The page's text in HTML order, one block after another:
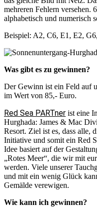
mehreren Fehlern versehen.
alphabetisch und numerisch
Beispiel: A2, C6, E1, E2,
Was gibt es zu gewinnen?
Der Gewinn ist ein Feld auf
im Wert von 85,- Euro.
Red Sea PARTner ist eine
Hurghada: James & Mac
Resort. Ziel ist es, dass alle,
Initiative und somit ein Red
Idee basiert auf der
„Rotes Meer“, die wir mit
werden. Viele unserer
und mit ein wenig Glück
Gemälde verewigen.
Wie kann ich gewinnen?